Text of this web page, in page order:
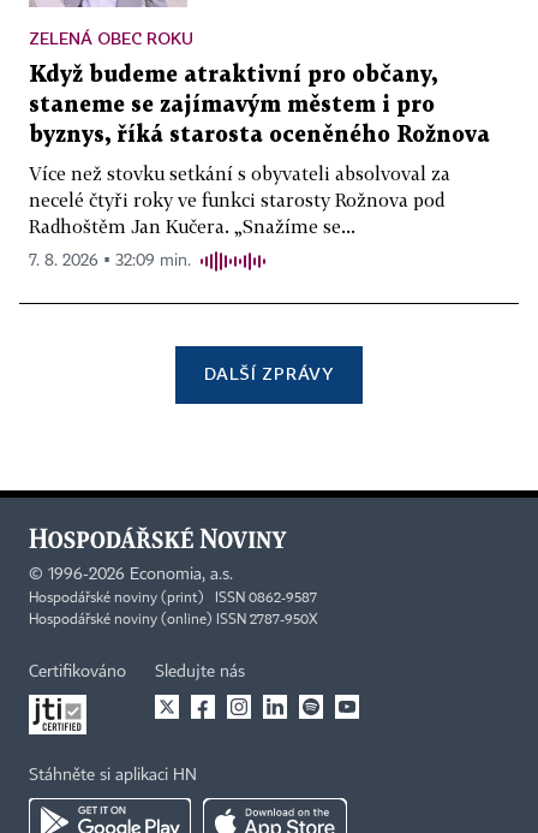
ZELENÁ OBEC ROKU
Když budeme atraktivní pro občany,
staneme se zajímavým městem i pro
byznys, říká starosta oceněného Rožnova
Více než stovku setkání s obyvateli absolvoval za
necelé čtyři roky ve funkci starosty Rožnova pod
Radhoštěm Jan Kučera. „Snažíme se...
7. 8. 2026 ▪ 32:09 min.
DALŠÍ ZPRÁVY
© 1996-2026 Economia, a.s.
Hospodářské noviny (print) ISSN 0862-9587
Hospodářské noviny (online) ISSN 2787-950X
Certifikováno Sledujte nás
Stáhněte si aplikaci HN